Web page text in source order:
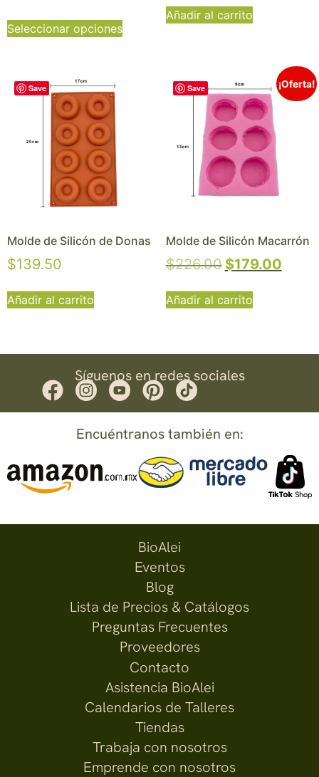
Seleccionar opciones
Añadir al carrito
Save
Molde de Silicón de Donas
$139.50
Añadir al carrito
Save ¡Oferta!
Molde de Silicón Macarrón
$226.00 $179.00
Añadir al carrito
Síguenos en redes sociales
Encuéntranos también en:
BioAlei
Eventos
Blog
Lista de Precios & Catálogos
Preguntas Frecuentes
Proveedores
Contacto
Asistencia BioAlei
Calendarios de Talleres
Tiendas
Trabaja con nosotros
Emprende con nosotros